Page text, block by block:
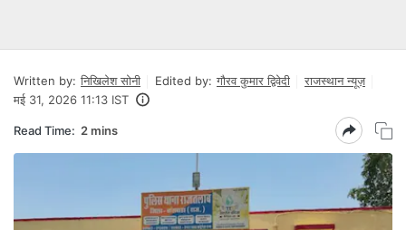
Written by: निखिलेश सोनी Edited by: गौरव कुमार द्विवेदी
राजस्थान न्यूज़
मई 31, 2026 11:13 IST
Read Time: 2 mins